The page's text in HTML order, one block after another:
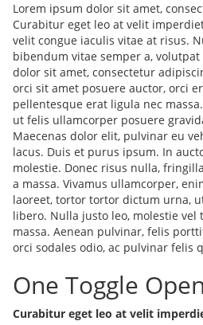
Lorem ipsum dolor sit amet,
Curabitur eget leo at velit
velit congue iaculis vitae at risus.
bibendum vitae semper a,
dolor sit amet, consectetur
orci sit amet posuere auctor, orci
pellentesque erat ligula nec
ut felis ullamcorper posuere
Maecenas dolor elit, pulvinar eu
lacus. Duis et purus ipsum. In
molestie. Donec risus nulla,
a massa. Vivamus ullamcorper,
laoreet, tortor tortor dictum urna,
libero. Nulla justo leo, molestie vel
massa. Aenean pulvinar, felis
orci sodales odio, ac pulvinar felis
One Toggle
Curabitur eget leo at velit